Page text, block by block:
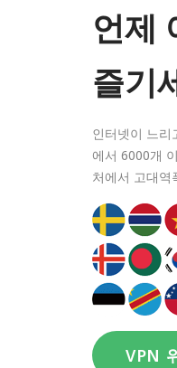
언제
즐기
인터넷이 느리
에서 6000개
처에서 고대역
VPN